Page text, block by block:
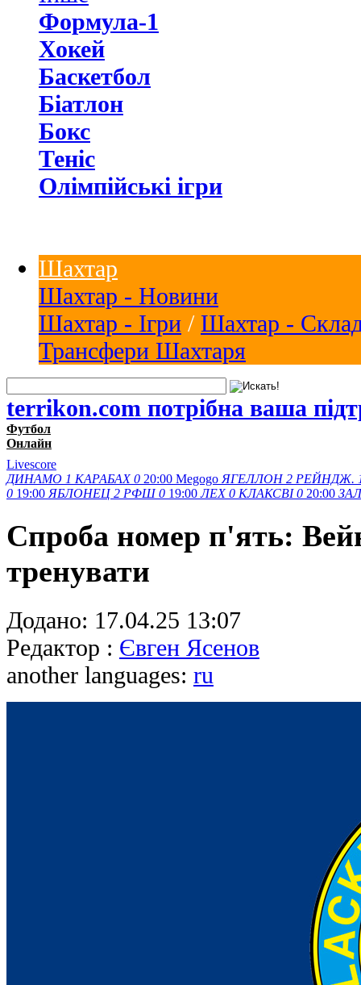
Формула-1
Хокей
Баскетбол
Біатлон
Бокс
Теніс
Олімпійські ігри
Шахтар
Шахтар - Новини
Шахтар - Ігри / Шахтар -
Трансфери Шахтаря
terrikon.com потрібна ваша
Футбол
Онлайн
Livescore
ДИНАМО 1 КАРАБАХ 0 20:00 Megogo ЯГЕЛЛОН 2 РЕЙНДЖ.
0 19:00 ЯБЛОНЕЦ 2 РФШ 0 19:00 ЛЕХ 0 КЛАКСВІ 0 20:00
Спроба номер п'ять:
тренувати
Додано: 17.04.25 13:07
Редактор : Євген Ясенов
another languages: ru